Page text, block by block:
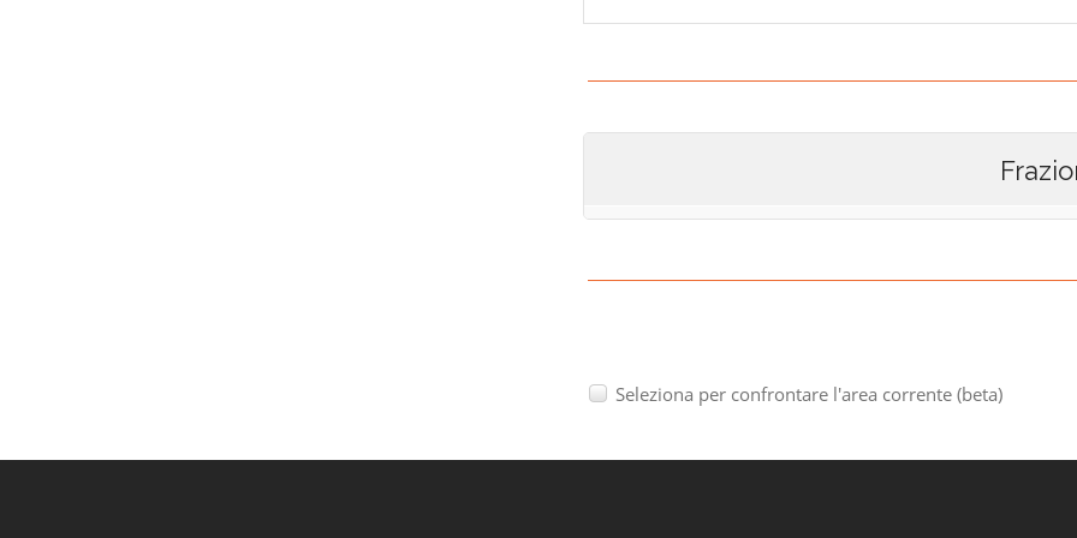
Seleziona per confrontare l'area corrente (beta)